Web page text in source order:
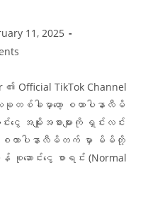
11, 2025
၏ Official TikTok Channel
စ်ခါမှာတော့ စထာပါနာလီမိ
ေ အမျိုးအစားများကို ရှင်းလင်း
📌 စထာပါနာလီမိတက် မှာ မိမိတို့
စုဆောင်းငွေ စာရင်း (Normal